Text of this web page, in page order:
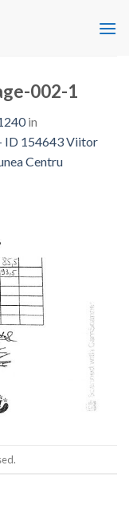
002-1
in
ID 154643 Viitor
Centru